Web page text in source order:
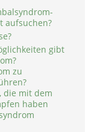
aufsuchen?
gibt
zu
die mit dem
haben